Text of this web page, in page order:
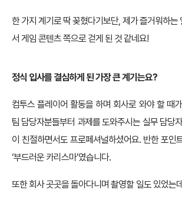
한 가지 계기로 딱 꽂혔다기보단, 제가 즐거워하는
서 게임 콘텐츠 쪽으로 걷게 된 것 같네요!
정식 입사를 결심하게 된 가장 큰 계기는요?
컴투스 플레이어 활동을 하며 회사로 와야 할 때
팀 담당자분들부터 과제를 도와주시는 실무 담당
이 친절하면서도 프로페셔널하셨어요. 반한 포인
‘부드러운 카리스마’였습니다.
또한 회사 곳곳을 돌아다니며 촬영할 일도 있었는